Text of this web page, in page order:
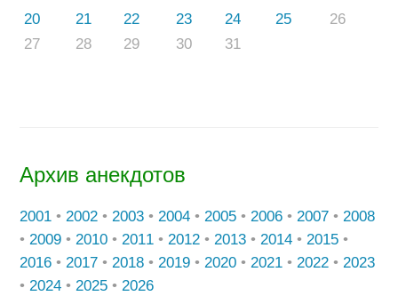
20
21 22 23 24 25
26
27
28 29 30 31
Архив анекдотов
2001 • 2002 • 2003 • 2004 • 2005 • 2006 • 2007 • 2008
• 2009 • 2010 • 2011 • 2012 • 2013 • 2014 • 2015 •
2016 • 2017 • 2018 • 2019 • 2020 • 2021 • 2022 • 2023
• 2024 • 2025 • 2026